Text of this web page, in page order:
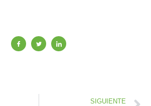
SIGUIENTE